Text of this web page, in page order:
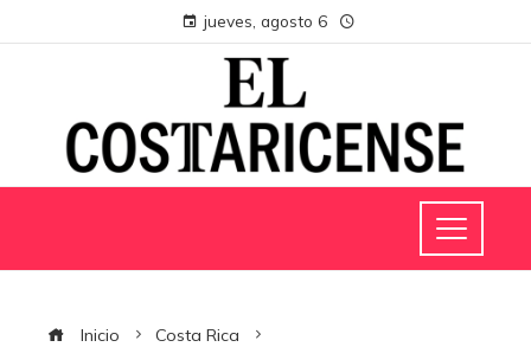
jueves, agosto 6
Inicio
Costa Rica